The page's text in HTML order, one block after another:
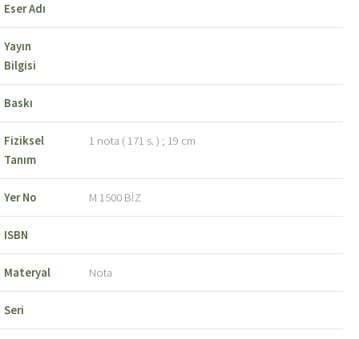
Eser Adı
Yayın
Bilgisi
Baskı
Fiziksel
Tanım
1 nota ( 171 s. ) ; 19 cm
Yer No M 1500 BİZ
ISBN
Materyal Nota
Seri